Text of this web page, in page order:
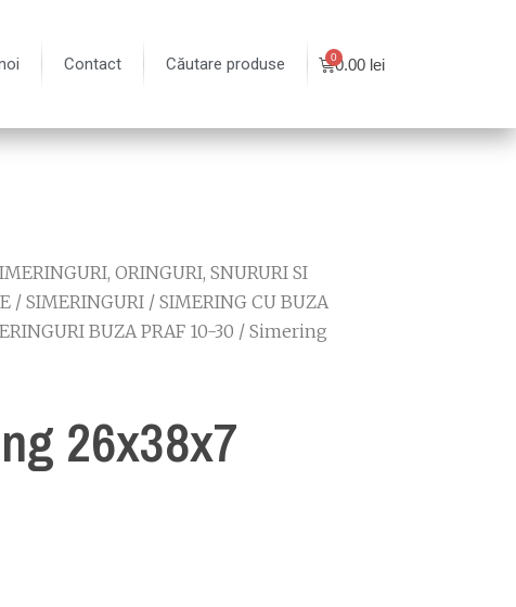
Contact Căutare produse 0.00 lei
ORINGURI, SNURURI SI
/ SIMERINGURI / SIMERING CU BUZA
BUZA PRAF 10-30 / Simering
26x38x7